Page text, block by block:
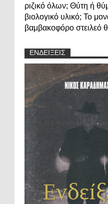
ριζικό όλων; Θύτη ή
βιολογικό υλικό; Το
βαμβακοφόρο στειλεό
ΕΝΔΕΙΞΕΙΣ